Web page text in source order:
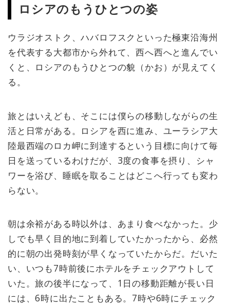
ロシアのもうひとつの姿
ウラジオストク、ハバロフスクといった極東沿海州
を代表する大都市から外れて、西へ西へと進んでい
くと、ロシアのもうひとつの貌（かお）が見えてく
る。
旅とはいえども、そこには僕らの移動しながらの生
活と日常がある。ロシアを西に進み、ユーラシア大
陸最西端のロカ岬に到達するという目標に向けて毎
日を送っているわけだが、3度の食事を摂り、シャ
ワーを浴び、睡眠を取ることはどこへ行っても変わ
らない。
朝は余裕がある時以外は、あまり食べなかった。少
しでも早く目的地に到着していたかったから、必然
的に朝の出発時刻が早くなっていたからだ。だいた
い、いつも7時前後にホテルをチェックアウトして
いた。旅の後半になって、1日の移動距離が長い日
には、6時に出たこともある。7時や6時にチェック